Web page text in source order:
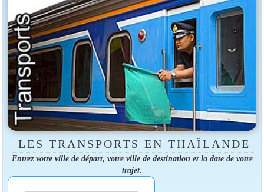
LES TRANSPORTS EN THAÏLANDE
Entrez votre ville de départ, votre ville de destination et la date de votre
trajet.